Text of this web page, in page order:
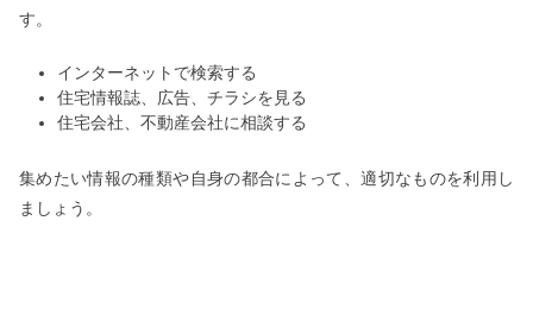
す。
インターネットで検索する
住宅情報誌、広告、チラシを見る
住宅会社、不動産会社に相談する
集めたい情報の種類や自身の都合によって、適切なものを利用し
ましょう。